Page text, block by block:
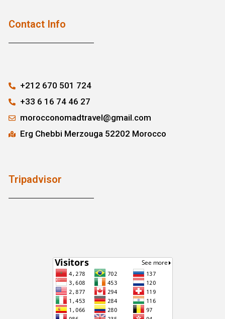
Contact Info
+212 670 501 724
+33 6 16 74 46 27
morocconomadtravel@gmail.com
Erg Chebbi Merzouga 52202 Morocco
Tripadvisor